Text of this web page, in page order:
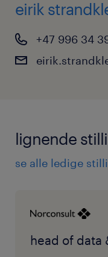
eirik
+47 996 34
lignende
se alle ledige
head of data